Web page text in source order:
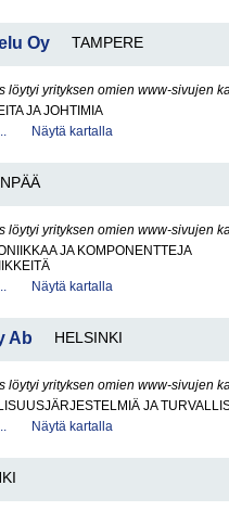
Oy TAMPERE
löytyi yrityksen omien www-sivujen
JA JOHTIMIA
Näytä kartalla
löytyi yrityksen omien www-sivujen
JA KOMPONENTTEJA
Näytä kartalla
Ab HELSINKI
löytyi yrityksen omien www-sivujen
JA
Näytä kartalla